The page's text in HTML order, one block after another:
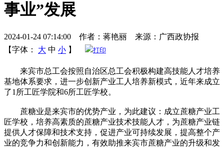
事业”发展
2024-01-24 07:14:00 作者：蒋艳丽 来源：广西政协报
【字体：
大 中 小 】 打印
来宾市总工会按照自治区总工会积极构建高技能人才培养
基地体系要求，进一步创新产业工人培养新模式，近年来成立
了1所工匠学院和6所工匠学校。
蔗糖业是来宾市的优势产业，为此建议：成立蔗糖产业工
匠学校，培养高素质的蔗糖产业技术技能人才，为蔗糖产业链
提供人才保障和技术支持，促进产业可持续发展，提高整个产
业的竞争力和创新能力，有效助推来宾市蔗糖产业的升级和发